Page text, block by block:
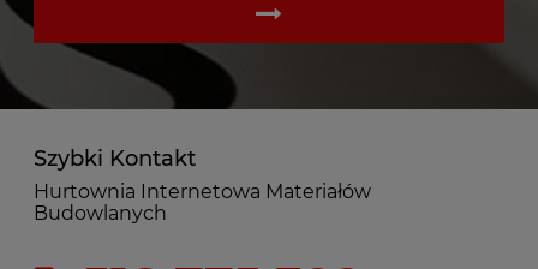
Szybki Kontakt
Hurtownia Internetowa Materiałów
Budowlanych